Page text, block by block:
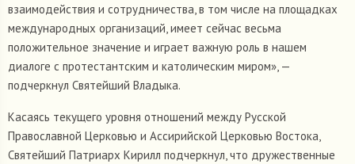
взаимодействия и сотрудничества, в том числе на площадках
международных организаций, имеет сейчас весьма
положительное значение и играет важную роль в нашем
диалоге с протестантским и католическим миром», —
подчеркнул Святейший Владыка.
Касаясь текущего уровня отношений между Русской
Православной Церковью и Ассирийской Церковью Востока,
Святейший Патриарх Кирилл подчеркнул, что дружественные